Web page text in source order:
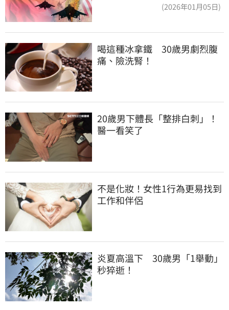
(2026年01月05日)
喝這種冰拿鐵　30歲男劇烈腹
痛、險洗腎！
20歲男下體長「整排白刺」！
醫一看笑了
不是化妝！女性1行為更易找到
工作和伴侶
炎夏高溫下　30歲男「1舉動」
秒猝逝！